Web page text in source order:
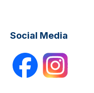
Social Media